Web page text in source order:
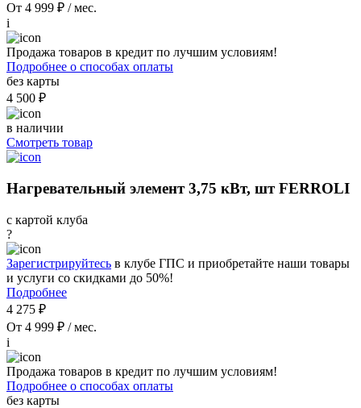
От 4 999 ₽ / мес.
i
Продажа товаров в кредит по лучшим условиям!
Подробнее о способах оплаты
без карты
4 500 ₽
в наличии
Смотреть товар
Нагревательный элемент 3,75 кВт, шт FERROLI
с картой клуба
?
Зарегистрируйтесь в клубе ГПС и приобретайте наши товары
и услуги со скидками до 50%!
Подробнее
4 275 ₽
От 4 999 ₽ / мес.
i
Продажа товаров в кредит по лучшим условиям!
Подробнее о способах оплаты
без карты